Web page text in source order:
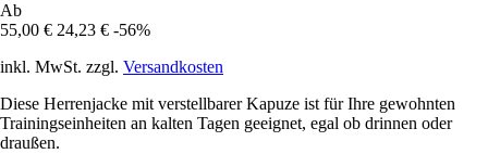
Ab
55,00 € 24,23 € -56%
inkl. MwSt. zzgl. Versandkosten
Diese Herrenjacke mit verstellbarer Kapuze ist für Ihre gewohnten
Trainingseinheiten an kalten Tagen geeignet, egal ob drinnen oder
draußen.